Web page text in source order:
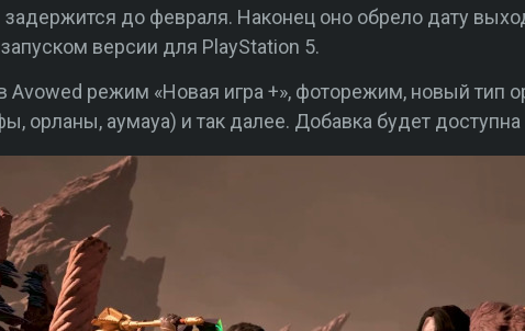
до февраля. Наконец оно обрело дату
версии для PlayStation 5.
Avowed режим «Новая игра +», фоторежим, новый тип
орланы, аумауа) и так далее. Добавка будет